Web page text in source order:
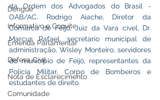
Dengue
Informativo e Convite
Emenda Parlamentar
Defesa Civil
Nota de Esclarecimento
Comunidade
da Ordem dos Advogados do Brasil -
OAB/AC, Rodrigo Aiache, Diretor da
Comarca de Feijó, Juiz da Vara cível, Dr.
Marcus Rafael, secretario municipal de
administração, Wisley Monteiro, servidores
do município de Feijó, representantes da
Polícia Militar, Corpo de Bombeiros e
estudantes de direito.